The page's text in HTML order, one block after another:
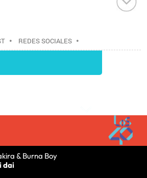
• REDES SOCIALES •
•INTERNET•EMPRESAS
& Burna Boy
dai